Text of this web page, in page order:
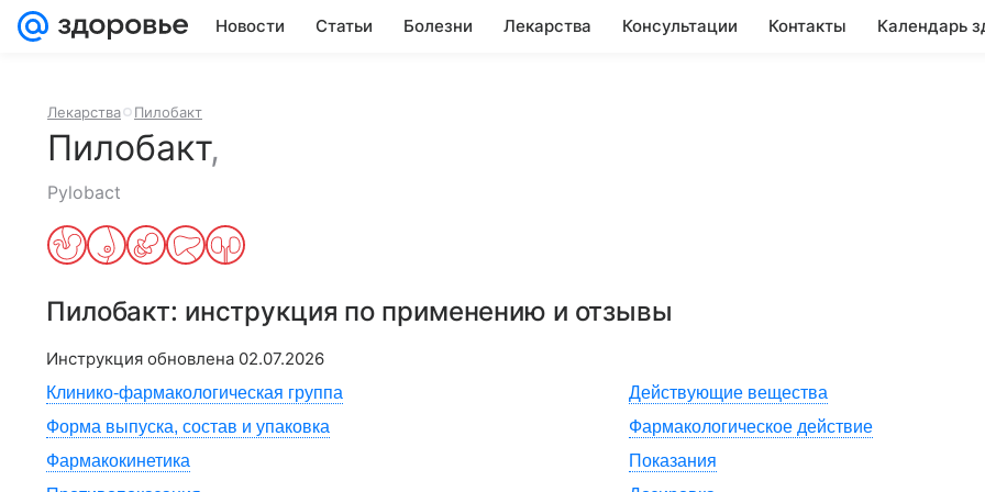
Новости Статьи Болезни Лекарства Консультации Контакты Календарь
Лекарства Пилобакт
Пилобакт,
Pylobact
Пилобакт: инструкция по применению и отзывы
Инструкция обновлена 02.07.2026
Клинико-фармакологическая группа
Действующие вещества
Форма выпуска, состав и упаковка
Фармакологическое действие
Фармакокинетика
Показания